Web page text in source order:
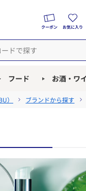
クーポン お気に入り
フード お酒・ワ
） ブランドから探す